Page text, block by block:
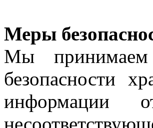
Меры
Мы принимаем
безопасности
информации